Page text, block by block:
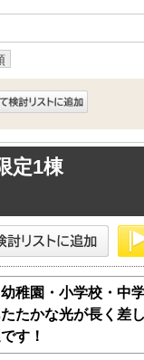
定1棟
稚園・小学校・中
たかな光が長く差
す！
合わせ
マップ
バシーポリシー